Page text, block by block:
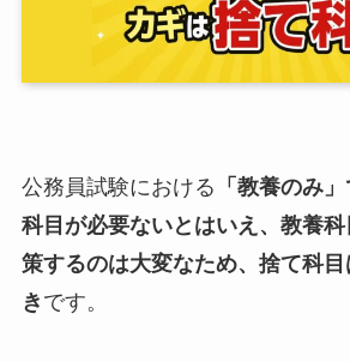
公務員試験における 「教養のみ
科目が必要ないとはいえ、教養
策するのは大変なため、捨て科
き です。